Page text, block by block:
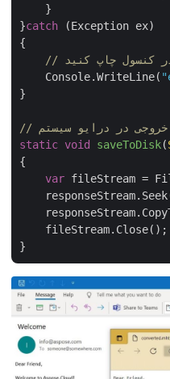
    }
}catch (Exception ex)
کنسول چاپ کنید
    Console.WriteLine(
در درایو سیستم
static void saveToDisk
var fileStream =
    fileStream.Close();